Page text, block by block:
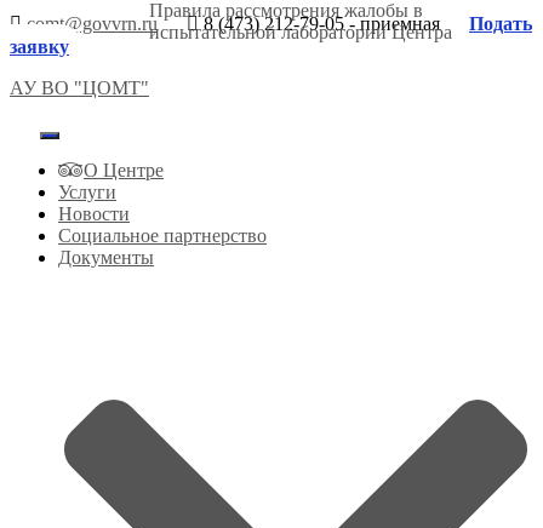
comt@govvrn.ru 8 (473) 212-79-05 - приемная
Подать
заявку
АУ ВО "ЦОМТ"
Переключить
навигацию
О Центре
Услуги
Новости
Социальное партнерство
Документы
Правила рассмотрения жалобы в
испытательной лаборатории Центра